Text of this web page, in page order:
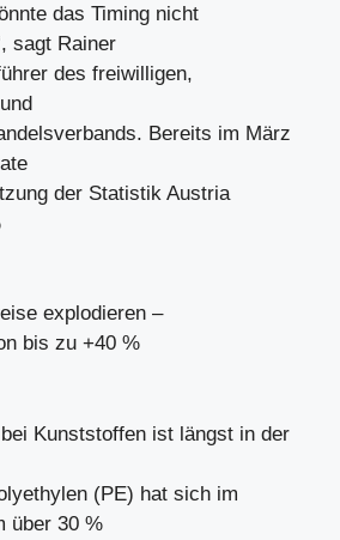
das Timing nicht
sagt Rainer
des freiwilligen,
Bereits im März
der Statistik Austria
explodieren –
bis zu +40 %
Kunststoffen ist längst in der
(PE) hat sich im
über 30 %